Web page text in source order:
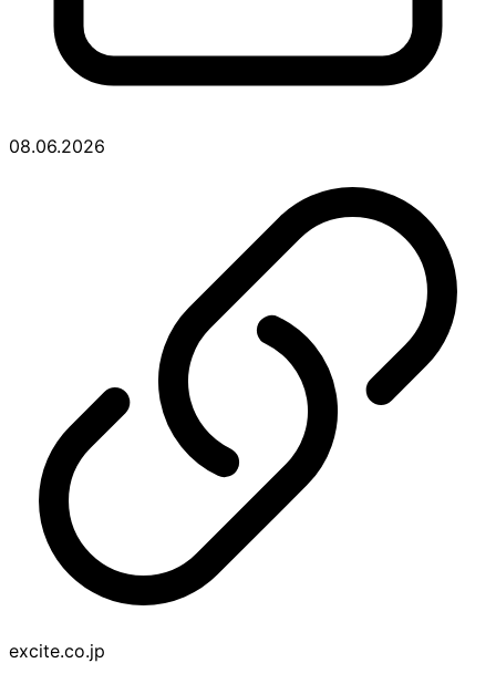
08.06.2026
excite.co.jp